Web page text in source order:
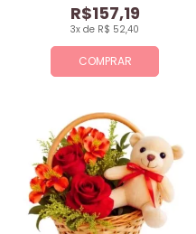
COMPRAR
3x de R$ 52,40
R$157,19